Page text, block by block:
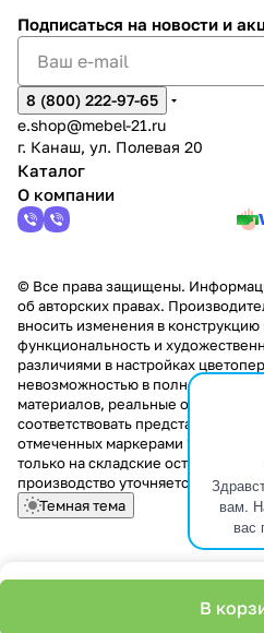
вам.
вас
В
Подписаться на новости и
8 (800) 222-97-65
e.shop@mebel-21.ru
г. Канаш, ул. Полевая 20
Каталог
О компании
© Все права защищены.
об авторских правах.
вносить изменения в
функциональность и
различиями в настройках
невозможностью в полной мере
материалов, реальные оттенки и
соответствовать представленным
отмеченных маркерами "Скидка!"
только на складские остатки.
производство уточняется у
Темная тема